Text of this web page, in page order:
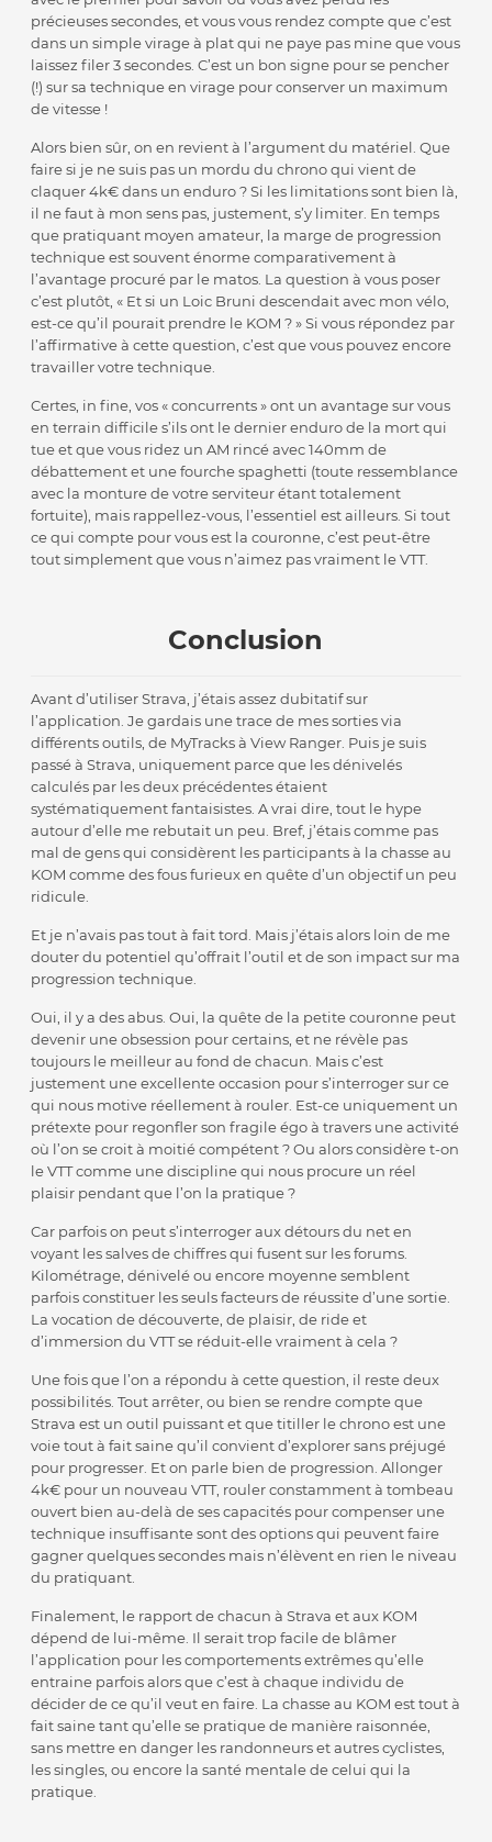
précieuses secondes, et vous vous rendez compte que c’est
dans un simple virage à plat qui ne paye pas mine que vous
laissez filer 3 secondes. C’est un bon signe pour se pencher
(!) sur sa technique en virage pour conserver un maximum
de vitesse !
Alors bien sûr, on en revient à l’argument du matériel. Que
faire si je ne suis pas un mordu du chrono qui vient de
claquer 4k€ dans un enduro ? Si les limitations sont bien là,
il ne faut à mon sens pas, justement, s’y limiter. En temps
que pratiquant moyen amateur, la marge de progression
technique est souvent énorme comparativement à
l’avantage procuré par le matos. La question à vous poser
c’est plutôt, « Et si un Loic Bruni descendait avec mon vélo,
est-ce qu’il pourait prendre le KOM ? » Si vous répondez par
l’affirmative à cette question, c’est que vous pouvez encore
travailler votre technique.
Certes, in fine, vos « concurrents » ont un avantage sur vous
en terrain difficile s’ils ont le dernier enduro de la mort qui
tue et que vous ridez un AM rincé avec 140mm de
débattement et une fourche spaghetti (toute ressemblance
avec la monture de votre serviteur étant totalement
fortuite), mais rappellez-vous, l’essentiel est ailleurs. Si tout
ce qui compte pour vous est la couronne, c’est peut-être
tout simplement que vous n’aimez pas vraiment le VTT.
Conclusion
Avant d’utiliser Strava, j’étais assez dubitatif sur
l’application. Je gardais une trace de mes sorties via
différents outils, de MyTracks à View Ranger. Puis je suis
passé à Strava, uniquement parce que les dénivelés
calculés par les deux précédentes étaient
systématiquement fantaisistes. A vrai dire, tout le hype
autour d’elle me rebutait un peu. Bref, j’étais comme pas
mal de gens qui considèrent les participants à la chasse au
KOM comme des fous furieux en quête d’un objectif un peu
ridicule.
Et je n’avais pas tout à fait tord. Mais j’étais alors loin de me
douter du potentiel qu’offrait l’outil et de son impact sur ma
progression technique.
Oui, il y a des abus. Oui, la quête de la petite couronne peut
devenir une obsession pour certains, et ne révèle pas
toujours le meilleur au fond de chacun. Mais c’est
justement une excellente occasion pour s’interroger sur ce
qui nous motive réellement à rouler. Est-ce uniquement un
prétexte pour regonfler son fragile égo à travers une activité
où l’on se croit à moitié compétent ? Ou alors considère t-on
le VTT comme une discipline qui nous procure un réel
plaisir pendant que l’on la pratique ?
Car parfois on peut s’interroger aux détours du net en
voyant les salves de chiffres qui fusent sur les forums.
Kilométrage, dénivelé ou encore moyenne semblent
parfois constituer les seuls facteurs de réussite d’une sortie.
La vocation de découverte, de plaisir, de ride et
d’immersion du VTT se réduit-elle vraiment à cela ?
Une fois que l’on a répondu à cette question, il reste deux
possibilités. Tout arrêter, ou bien se rendre compte que
Strava est un outil puissant et que titiller le chrono est une
voie tout à fait saine qu’il convient d’explorer sans préjugé
pour progresser. Et on parle bien de progression. Allonger
4k€ pour un nouveau VTT, rouler constamment à tombeau
ouvert bien au-delà de ses capacités pour compenser une
technique insuffisante sont des options qui peuvent faire
gagner quelques secondes mais n’élèvent en rien le niveau
du pratiquant.
Finalement, le rapport de chacun à Strava et aux KOM
dépend de lui-même. Il serait trop facile de blâmer
l’application pour les comportements extrêmes qu’elle
entraine parfois alors que c’est à chaque individu de
décider de ce qu’il veut en faire. La chasse au KOM est tout à
fait saine tant qu’elle se pratique de manière raisonnée,
sans mettre en danger les randonneurs et autres cyclistes,
les singles, ou encore la santé mentale de celui qui la
pratique.